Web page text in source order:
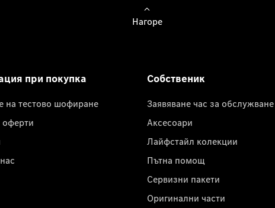
Нагоре
при покупка
на тестово шофиране
оферти
Собственик
Заявяване час за обслужване
Аксесоари
Лайфстайл колекции
Пътна помощ
Сервизни пакети
Оригинални части